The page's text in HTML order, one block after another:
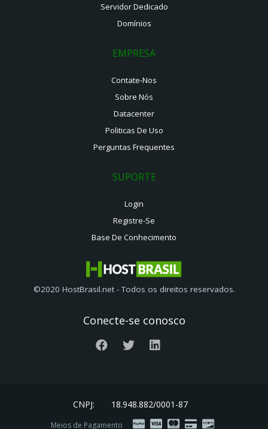
Servidor Dedicado
Domínios
EMPRESA
Contate-Nos
Sobre Nós
Datacenter
Politicas De Uso
Perguntas Frequentes
SUPORTE
Login
Registre-Se
Base De Conhecimento
©2020 HostBrasil.net - Todos os direitos reservados.
Conecte-se conosco
CNPJ: 18.948.882/0001-87
Meios de Pagamento